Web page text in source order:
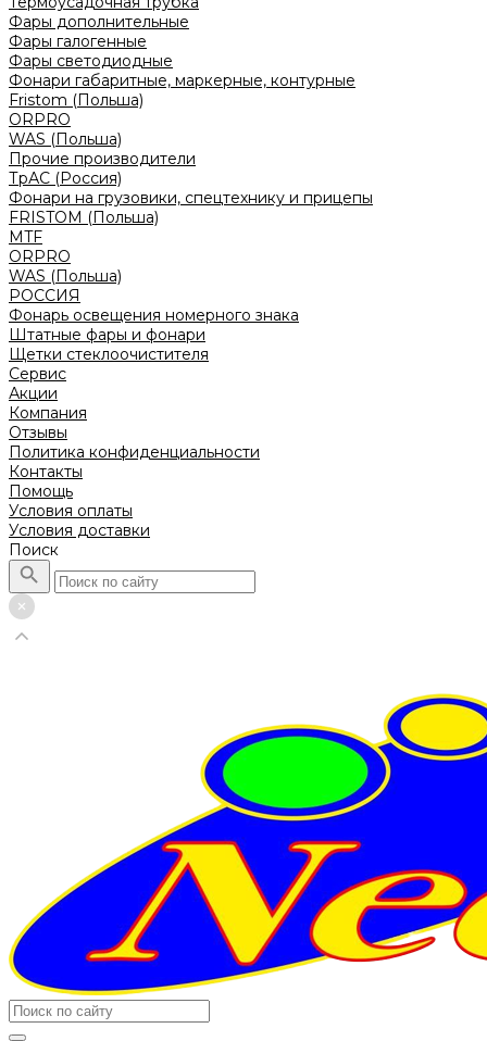
Фары дополнительные
Фары галогенные
Фары светодиодные
Фонари габаритные, маркерные, контурные
Fristom (Польша)
ORPRO
WAS (Польша)
Прочие производители
ТрАС (Россия)
Фонари на грузовики, спецтехнику и прицепы
FRISTOM (Польша)
MTF
ORPRO
WAS (Польша)
РОССИЯ
Фонарь освещения номерного знака
Штатные фары и фонари
Щетки стеклоочистителя
Сервис
Акции
Компания
Отзывы
Политика конфиденциальности
Контакты
Помощь
Условия оплаты
Условия доставки
Поиск